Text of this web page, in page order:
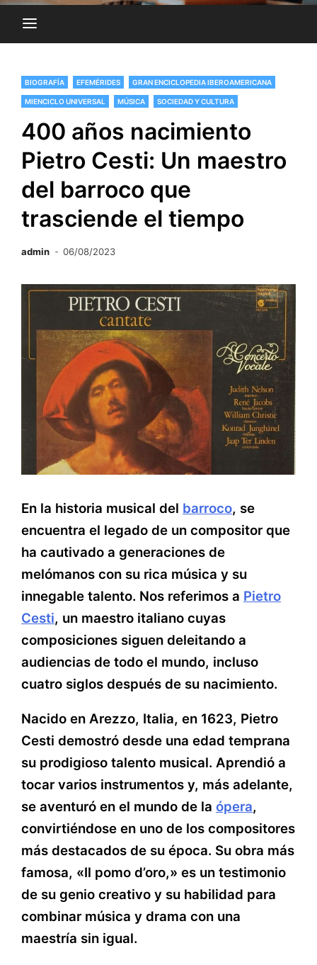
BIOGRAFÍA EFEMÉRIDES GRAN ENCICLOPEDIA IBEROAMERICANA
MIENCICLO UNIVERSAL MÚSICA SOCIEDAD Y CULTURA
400 años nacimiento
Pietro Cesti: Un maestro
del barroco que
trasciende el tiempo
admin 06/08/2023
En la historia musical del barroco, se
encuentra el legado de un compositor que
ha cautivado a generaciones de
melómanos con su rica música y su
innegable talento. Nos referimos a Pietro
Cesti, un maestro italiano cuyas
composiciones siguen deleitando a
audiencias de todo el mundo, incluso
cuatro siglos después de su nacimiento.
Nacido en Arezzo, Italia, en 1623, Pietro
Cesti demostró desde una edad temprana
su prodigioso talento musical. Aprendió a
tocar varios instrumentos y, más adelante,
se aventuró en el mundo de la ópera,
convirtiéndose en uno de los compositores
más destacados de su época. Su obra más
famosa, «Il pomo d’oro,» es un testimonio
de su genio creativo y su habilidad para
combinar música y drama con una
maestría sin igual.